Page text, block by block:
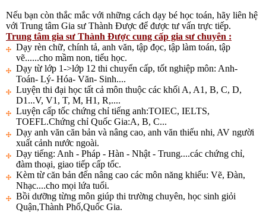
Nếu bạn còn thắc mắc với những cách dạy bé học toán, hãy liên hệ
với Trung tâm Gia sư Thành Được để được tư vấn trực tiếp.
Trung tâm gia sư Thành Được cung cấp gia sư chuyên :
Dạy rèn chữ, chính tả, anh văn, tập đọc, tập làm toán, tập
vẽ......cho mầm non, tiểu học.
Dạy từ lớp 1->lớp 12 thi chuyển cấp, tốt nghiệp môn: Anh-
Toán- Lý- Hóa- Văn- Sinh....
Luyện thi đại học tất cả môn thuộc các khối A, A1, B, C, D,
D1...V, V1, T, M, H1, R,....
Luyện cấp tốc chứng chỉ tiếng anh:TOIEC, IELTS,
TOEFL.Chứng chỉ Quốc Gia:A, B, C...
Dạy anh văn căn bản và nâng cao, anh văn thiếu nhi, AV người
xuất cảnh nước ngoài.
Dạy tiếng: Anh - Pháp - Hàn - Nhật - Trung....các chứng chỉ,
đàm thoại, giao tiếp cấp tốc.
Kèm từ căn bản đến nâng cao các môn năng khiếu: Vẽ, Đàn,
Nhạc....cho mọi lứa tuổi.
Bồi dưỡng từng môn giúp thi trường chuyên, học sinh giỏi
Quận,Thành Phố,Quốc Gia.